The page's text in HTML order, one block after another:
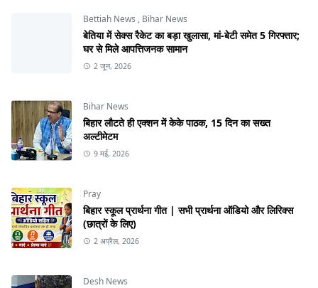
Bettiah News , Bihar News
बेतिया में सेक्स रैकेट का बड़ा खुलासा, मां-बेटी समेत 5 गिरफ्तार;
घर से मिले आपत्तिजनक सामान
2 जून, 2026
Bihar News
बिहार लौटते ही एक्शन में केके पाठक, 15 दिन का सख्त
अल्टीमेटम
9 मई, 2026
Pray
बिहार स्कूल प्रार्थना गीत | सभी प्रार्थना ऑडियो और लिरिक्स
(छात्रों के लिए)
2 अप्रैल, 2026
Desh News